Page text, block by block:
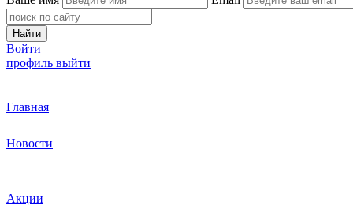
Найти
Войти
профиль выйти
Главная
Новости
Акции